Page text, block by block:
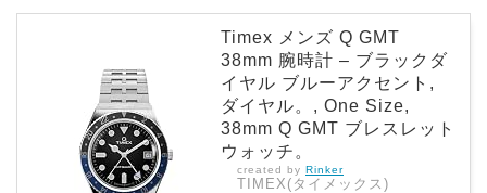
Timex メンズ Q GMT
38mm 腕時計 – ブラックダ
イヤル ブルーアクセント,
ダイヤル。, One Size,
38mm Q GMT ブレスレット
ウォッチ。
created by Rinker
TIMEX(タイメックス)